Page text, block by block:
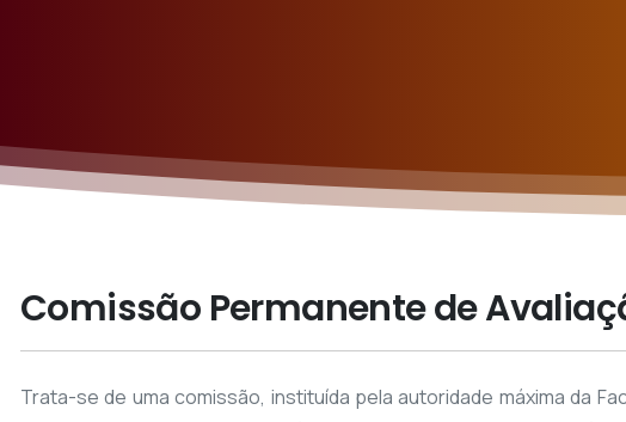
Comissão Permanente de
Trata-se de uma comissão, instituída pela autoridade máxima da